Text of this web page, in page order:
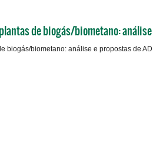
de biogás/biometano: análise
biogás/biometano: análise e propostas de